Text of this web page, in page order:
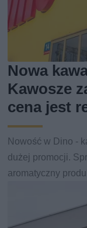
Nowa
Kawosze
cena jest
Nowość w Dino -
dużej promocji.
aromatyczny